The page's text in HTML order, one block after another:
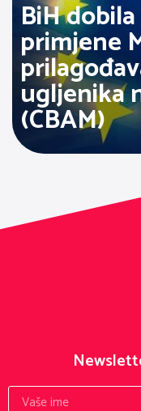
BiH
primjene
ugljenika
(CBAM)